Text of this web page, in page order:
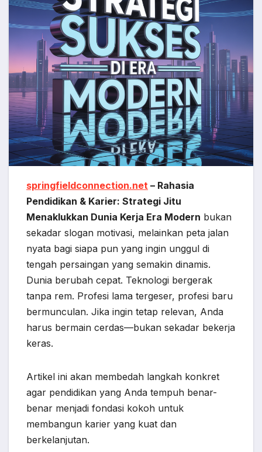
springfieldconnection.net – Rahasia
Pendidikan & Karier: Strategi Jitu
Menaklukkan Dunia Kerja Era Modern bukan
sekadar slogan motivasi, melainkan peta jalan
nyata bagi siapa pun yang ingin unggul di
tengah persaingan yang semakin dinamis.
Dunia berubah cepat. Teknologi bergerak
tanpa rem. Profesi lama tergeser, profesi baru
bermunculan. Jika ingin tetap relevan, Anda
harus bermain cerdas—bukan sekadar bekerja
keras.
Artikel ini akan membedah langkah konkret
agar pendidikan yang Anda tempuh benar-
benar menjadi fondasi kokoh untuk
membangun karier yang kuat dan
berkelanjutan.